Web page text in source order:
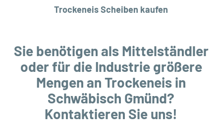
Trockeneis Scheiben kaufen
Sie benötigen als Mittelständler
oder für die Industrie größere
Mengen an Trockeneis in
Schwäbisch Gmünd?
Kontaktieren Sie uns!